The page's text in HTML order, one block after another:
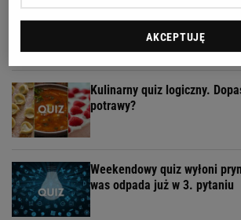
Quiz. Rozszyfruj skróty z
Kulinarny quiz logiczny.
potrawy?
Weekendowy quiz wyłoni
was odpada już w 3. pytaniu
AKCEPTUJĘ